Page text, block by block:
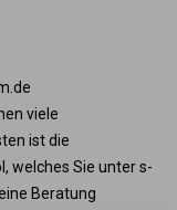
viele
ist die
welches Sie unter s-
Beratung